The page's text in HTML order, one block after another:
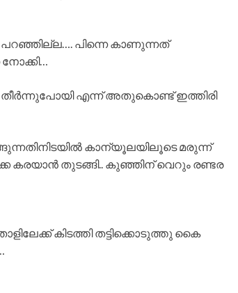
പിന്നെ കാണുന്നത്
തീർന്നുപോയി എന്ന് അതുകൊണ്ട് ഇത്തിരി
കാന്യൂലയിലൂടെ മരുന്ന്
കരയാൻ തുടങ്ങി.. കുഞ്ഞിന് വെറും രണ്ടര
കിടത്തി തട്ടിക്കൊടുത്തു കൈ